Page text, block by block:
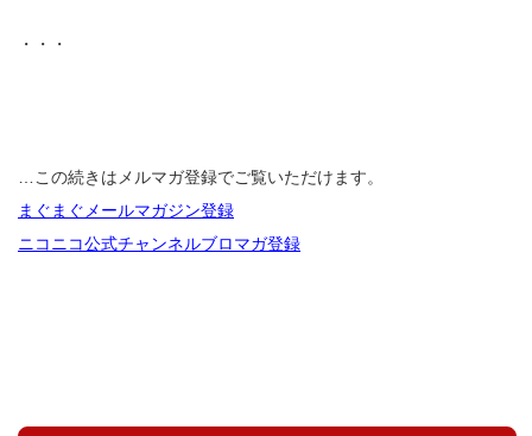
・・・
…この続きはメルマガ登録でご覧いただけます。
まぐまぐメールマガジン登録
ニコニコ公式チャンネルブロマガ登録